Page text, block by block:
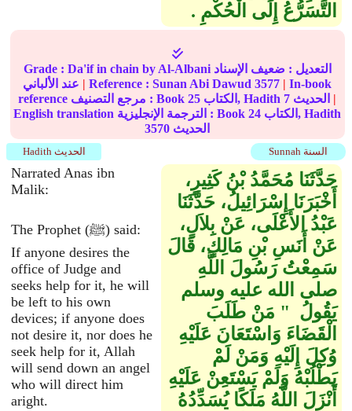
التَّسَرُّعُ إِلَى الْحُكْمِ ‏.‏
Grade : Da'if in chain by Al-Albani التعديل : ضعيف الإسناد
| Reference :Sunan Abi Dawud 3577 | In-book
reference مرجع التصنيف : Book25 الكتاب, Hadith 7
|
English translation الترجمة الإنجليزية : Book24
الكتاب, Hadith
3570 الحديث
Sunnah السنة Hadith الحديث
Narrated Anas ibn
Malik:
The Prophet (ﷺ) said:
If anyone desires the
office of Judge and
seeks help for it, he will
be left to his own
devices; if anyone does
not desire it, nor does he
seek help for it, Allah
will send down an angel
who will direct him
aright.
حَدَّثَنَا مُحَمَّدُ بْنُ كَثِيرٍ،
أَخْبَرَنَا إِسْرَائِيلُ، حَدَّثَنَا
عَبْدُ الأَعْلَى، عَنْ بِلاَلٍ،
عَنْ أَنَسِ بْنِ مَالِكٍ، قَالَ
سَمِعْتُ رَسُولَ اللَّهِ
صلى الله عليه وسلم
يَقُولُ ‏ "‏ مَنْ طَلَبَ
الْقَضَاءَ وَاسْتَعَانَ عَلَيْهِ
وُكِلَ إِلَيْهِ وَمَنْ لَمْ
يَطْلُبْهُ وَلَمْ يَسْتَعِنْ عَلَيْهِ
أَنْزَلَ اللَّهُ مَلَكًا يُسَدِّدُهُ